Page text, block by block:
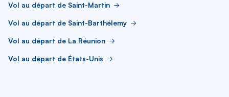
Vol au départ de Saint-Martin
Vol au départ de Saint-Barthélemy
Vol au départ de La Réunion
Vol au départ de États-Unis